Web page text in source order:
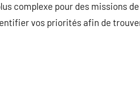
complexe pour des missions
vos priorités afin de